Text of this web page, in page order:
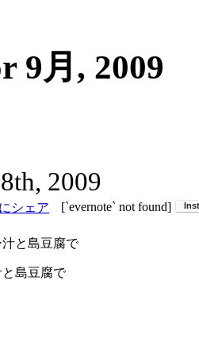
9月, 2009
2009
[`evernote` not found]
島豆腐で